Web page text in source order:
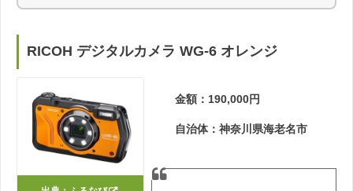
RICOH デジタルカメラ WG-6 オレンジ
金額：190,000円
自治体：神奈川県海老名市